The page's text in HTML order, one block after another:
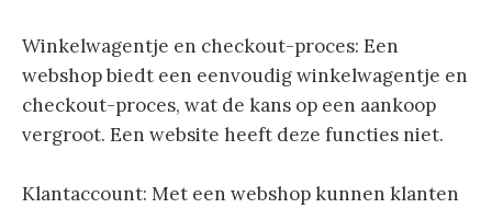
Winkelwagentje en checkout-proces: Een
webshop biedt een eenvoudig winkelwagentje en
checkout-proces, wat de kans op een aankoop
vergroot. Een website heeft deze functies niet.
Klantaccount: Met een webshop kunnen klanten